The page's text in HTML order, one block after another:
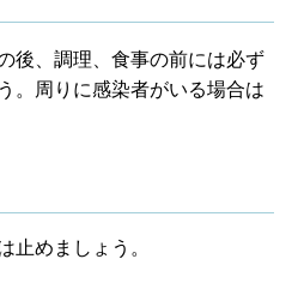
後、調理、食事の前には必ず
。周りに感染者がいる場合は
止めましょう。